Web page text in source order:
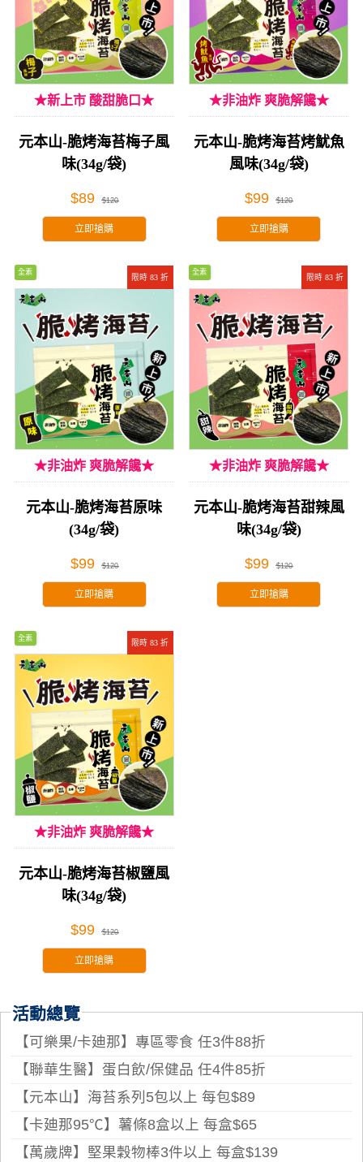
★新上市 酸甜脆口★
元本山-脆烤海苔梅子風
味(34g/袋)
$89 $120
立即搶購
★非油炸 爽脆解饞★
元本山-脆烤海苔烤魷魚
風味(34g/袋)
$99 $120
立即搶購
限時 83 折
全素
★非油炸 爽脆解饞★
元本山-脆烤海苔原味
(34g/袋)
$99 $120
立即搶購
限時 83 折
全素
★非油炸 爽脆解饞★
元本山-脆烤海苔甜辣風
味(34g/袋)
$99 $120
立即搶購
限時 83 折
全素
★非油炸 爽脆解饞★
元本山-脆烤海苔椒鹽風
味(34g/袋)
$99 $120
立即搶購
活動總覽
【可樂果/卡廸那】專區零食 任3件88折
【聯華生醫】蛋白飲/保健品 任4件85折
【元本山】海苔系列5包以上 每包$89
【卡廸那95℃】薯條8盒以上 每盒$65
【萬歲牌】堅果穀物棒3件以上 每盒$139